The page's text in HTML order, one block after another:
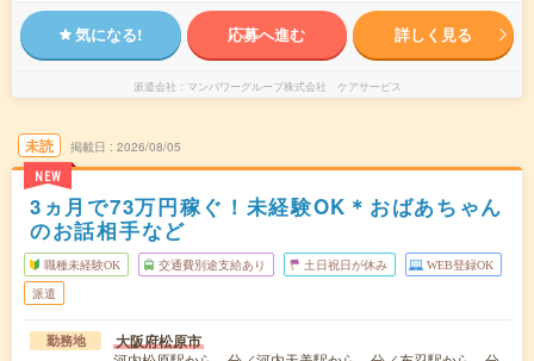
気になる! 応募へ進む 詳しく見る
派遣会社 マンパワーグループ株式会社 ケアサービス
未読
NEW
掲載日 2026/08/05
3ヵ月で73万円稼ぐ！未経験OK＊おばあちゃん
のお話相手など
職種未経験OK 交通費別途支給あり 土日祝日が休み WEB登録OK
派遣
勤務地 大阪府松原市